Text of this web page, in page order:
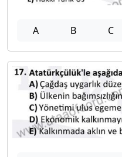
A B C